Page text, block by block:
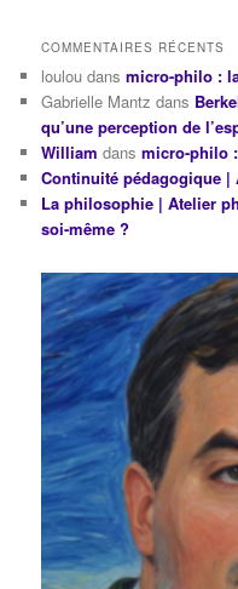
COMMENTAIRES RÉCENTS
loulou dansmicro-philo :
Gabrielle Mantz dans
qu’une perception de
William dansmicro-philo
Continuité pédagogique
La philosophie | Atelier
soi-même ?